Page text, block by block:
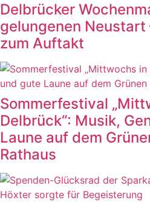
Delbrücker
gelungenen Neustart
zum Auftakt
Sommerfestival
Delbrück“: Musik,
Laune auf dem
Rathaus